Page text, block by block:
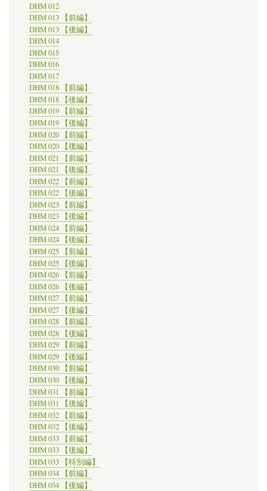
DHM 012
DHM 013 【前編】
DHM 013 【後編】
DHM 014
DHM 015
DHM 016
DHM 017
DHM 018 【前編】
DHM 018 【後編】
DHM 019 【前編】
DHM 019 【後編】
DHM 020 【前編】
DHM 020 【後編】
DHM 021 【前編】
DHM 021 【後編】
DHM 022 【前編】
DHM 022 【後編】
DHM 023 【前編】
DHM 023 【後編】
DHM 024 【前編】
DHM 024 【後編】
DHM 025 【前編】
DHM 025 【後編】
DHM 026 【前編】
DHM 026 【後編】
DHM 027 【前編】
DHM 027 【後編】
DHM 028 【前編】
DHM 028 【後編】
DHM 029 【前編】
DHM 029 【後編】
DHM 030 【前編】
DHM 030 【後編】
DHM 031 【前編】
DHM 031 【後編】
DHM 032 【前編】
DHM 032 【後編】
DHM 033 【前編】
DHM 033 【後編】
DHM 033 【特別編】
DHM 034 【前編】
DHM 034 【後編】